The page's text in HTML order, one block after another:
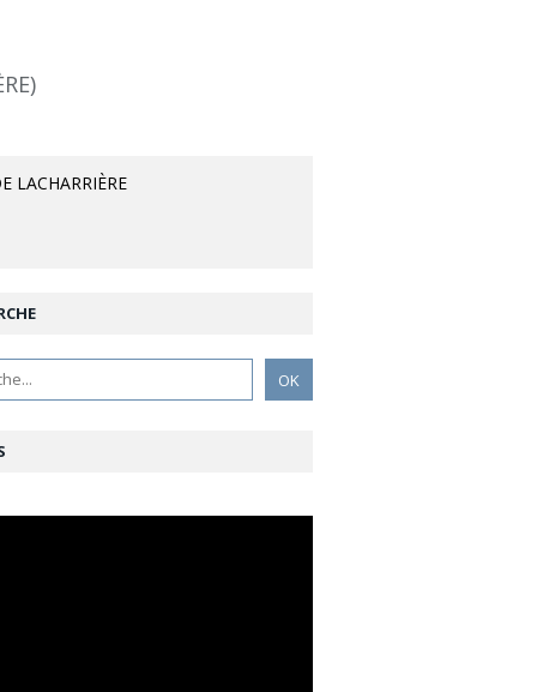
LACHARRIÈRE